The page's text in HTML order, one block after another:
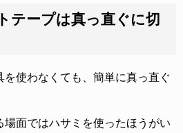
テープは真っ直ぐに切
を使わなくても、簡単に真っ直ぐ
面ではハサミを使ったほうがい